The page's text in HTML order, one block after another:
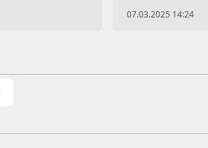
таҷлили ҷашни
07.03.2025 14:24